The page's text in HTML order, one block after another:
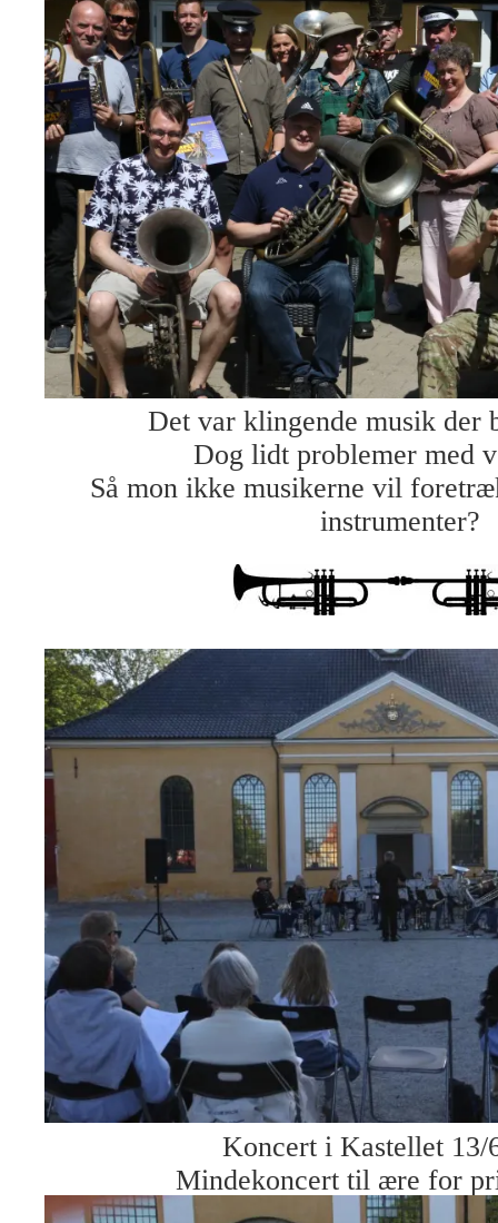
Det var klingende musik der
Dog lidt problemer med
Så mon ikke musikerne vil
instrumenter?
Koncert i Kastellet 13/
Mindekoncert til ære for